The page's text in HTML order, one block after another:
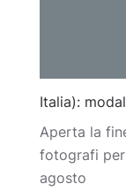
Italia):
Aperta la
fotografi per
agosto